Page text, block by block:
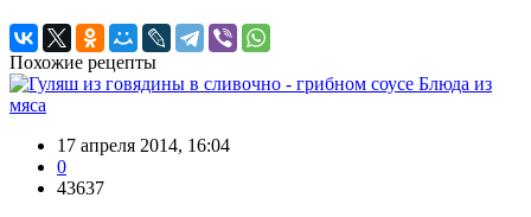
Похожие рецепты
Блюда из
мяса
17 апреля 2014, 16:04
0
43637